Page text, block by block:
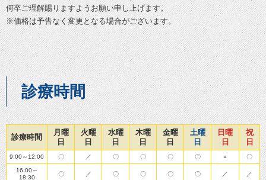
何卒ご理解賜りますようお願い申し上げます。
※価格は予告なく変更となる場合がございます。
診療時間
診療時間
月曜
日
火曜
日
水曜
日
木曜
日
金曜
日
土曜
日
日曜
日
祝
日
9:00～12:00 〇 ／ 〇 〇 〇 〇 ○ 〇
16:00～
18:30
〇 ／ 〇 〇 〇 〇 ／ ／